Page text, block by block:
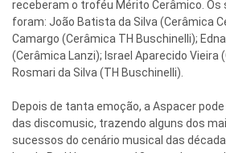
receberam o troféu Mérito Cerâmico. Os
foram: João Batista da Silva (Cerâmica
Camargo (Cerâmica TH Buschinelli);
(Cerâmica Lanzi); Israel Aparecido Vieira
Rosmari da Silva (TH Buschinelli).
Depois de tanta emoção, a Aspacer
das discomusic, trazendo alguns dos
sucessos do cenário musical das